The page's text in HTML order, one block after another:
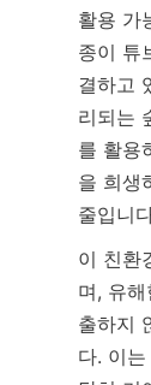
활용 가
종이 튜
결하고
리되는
를 활용
을 희생
줄입니
이 친환
며, 유
출하지
다. 이